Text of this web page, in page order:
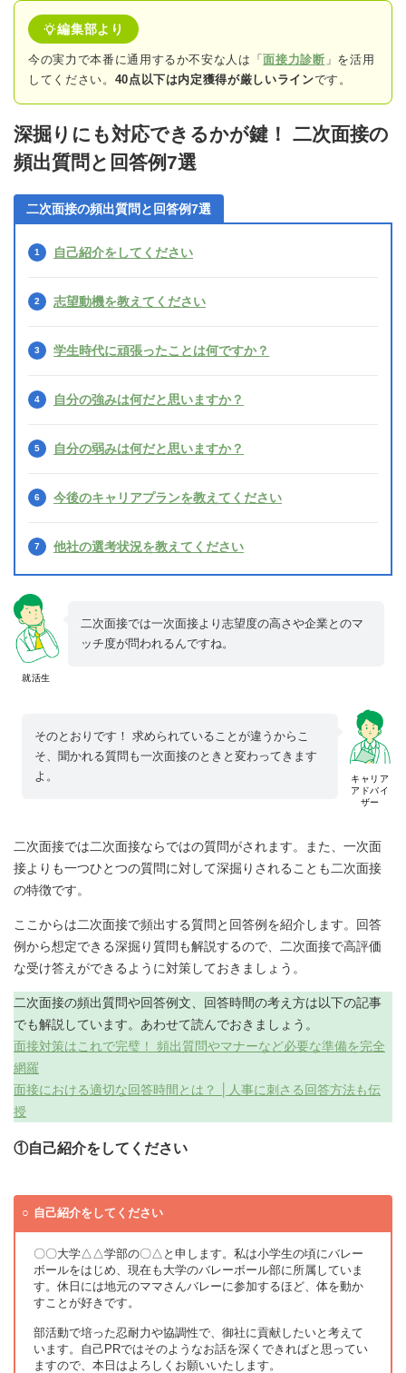
編集部より
今の実力で本番に通用するか不安な人は「面接力診断 」を活用
してください。 40点以下は内定獲得が厳しいラインです。
深掘りにも対応できるかが鍵！ 二次面接の
頻出質問と回答例7選
二次面接の頻出質問と回答例7選
自己紹介をしてください
志望動機を教えてください
学生時代に頑張ったことは何ですか？
自分の強みは何だと思いますか？
自分の弱みは何だと思いますか？
今後のキャリアプランを教えてください
他社の選考状況を教えてください
就活生
二次面接では一次面接より志望度の高さや企業とのマ
ッチ度が問われるんですね。
キャリア
アドバイ
ザー
そのとおりです！ 求められていることが違うからこ
そ、聞かれる質問も一次面接のときと変わってきます
よ。
二次面接では二次面接ならではの質問がされます。また、一次面
接よりも一つひとつの質問に対して深掘りされることも二次面接
の特徴です。
ここからは二次面接で頻出する質問と回答例を紹介します。回答
例から想定できる深掘り質問も解説するので、二次面接で高評価
な受け答えができるように対策しておきましょう。
二次面接の頻出質問や回答例文、回答時間の考え方は以下の記事
でも解説しています。あわせて読んでおきましょう。
面接対策はこれで完璧！ 頻出質問やマナーなど必要な準備を完全
網羅
面接における適切な回答時間とは？ │人事に刺さる回答方法も伝
授
①自己紹介をしてください
自己紹介をしてください
〇〇大学△△学部の〇△と申します。私は小学生の頃にバレー
ボールをはじめ、現在も大学のバレーボール部に所属していま
す。休日には地元のママさんバレーに参加するほど、体を動か
すことが好きです。
部活動で培った忍耐力や協調性で、御社に貢献したいと考えて
います。自己PRではそのようなお話を深くできればと思ってい
ますので、本日はよろしくお願いいたします。